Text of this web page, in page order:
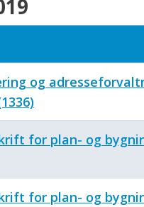
og
for plan- og
for plan- og